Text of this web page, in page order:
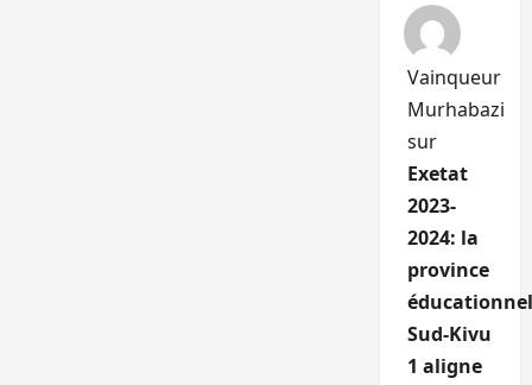
Vainqueur
Murhabazi
sur
Exetat
2023-
2024: la
province
Sud-Kivu
1 aligne